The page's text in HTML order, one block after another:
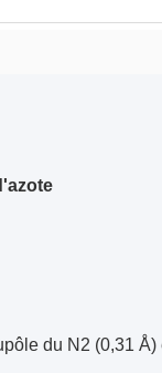
du N2 (0,31